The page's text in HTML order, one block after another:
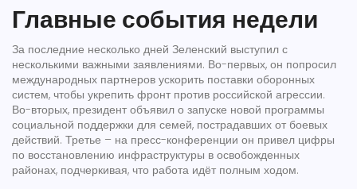
Главные события недели
За последние несколько дней Зеленский выступил с
несколькими важными заявлениями. Во-первых, он попросил
международных партнеров ускорить поставки оборонных
систем, чтобы укрепить фронт против российской агрессии.
Во-вторых, президент объявил о запуске новой программы
социальной поддержки для семей, пострадавших от боевых
действий. Третье – на пресс-конференции он привел цифры
по восстановлению инфраструктуры в освобожденных
районах, подчеркивая, что работа идёт полным ходом.